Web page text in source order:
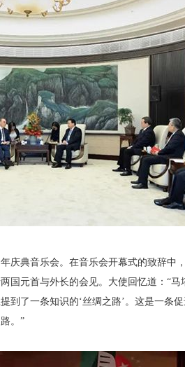
典音乐会。在音乐会开幕式的致辞中
元首与外长的会见。大使回忆道：“马
到了一条知识的‘丝绸之路’。这是一条
。”